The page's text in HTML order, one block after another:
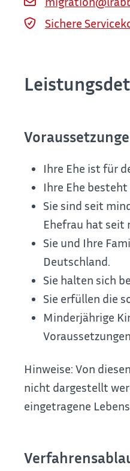
Sichere
Ihre Ehe ist für
Ihre Ehe besteht
Sie sind seit
Ehefrau hat seit
Sie und Ihre
Deutschland.
Sie halten sich
Sie erfüllen die
Minderjährige
Hinweise: Von
nicht dargestellt
eingetragene